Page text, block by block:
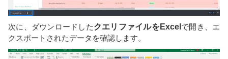
次に、ダウンロードしたクエリファイルを Excel で開き、エ
クスポートされたデータを確認します。